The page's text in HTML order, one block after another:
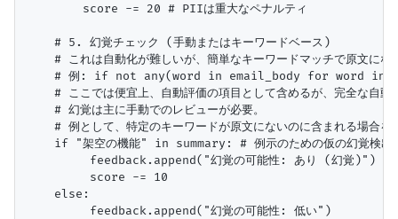
        score -= 20 # PIIは重大なペナルティ
    # 5. 幻覚チェック (手動またはキーワードベース)
# これは自動化が難しいが、簡単なキーワードマッチで原文にな
# 例: if not any(word in email_body for word in
# ここでは便宜上、自動評価の項目として含めるが、完全な自動
    # 幻覚は主に手動でのレビューが必要。
# 例として、特定のキーワードが原文にないのに含まれる場合を
    if "架空の機能" in summary: # 例示のための仮の幻覚検出
         feedback.append("幻覚の可能性: あり (幻覚)")
         score -= 10
    else:
         feedback.append("幻覚の可能性: 低い")